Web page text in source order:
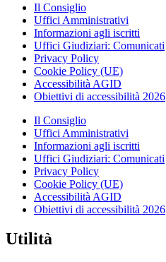
Il Consiglio
Uffici Amministrativi
Informazioni agli iscritti
Uffici Giudiziari: Comunicati
Privacy Policy
Cookie Policy (UE)
Accessibilità AGID
Obiettivi di accessibilità 2026
Il Consiglio
Uffici Amministrativi
Informazioni agli iscritti
Uffici Giudiziari: Comunicati
Privacy Policy
Cookie Policy (UE)
Accessibilità AGID
Obiettivi di accessibilità 2026
Utilità